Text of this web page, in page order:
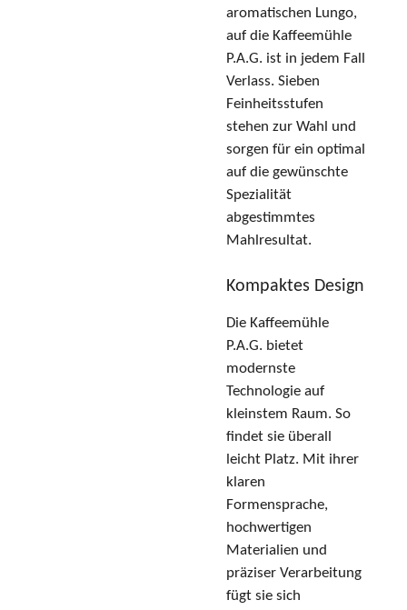
aromatischen Lungo,
auf die Kaffeemühle
P.A.G. ist in jedem Fall
Verlass. Sieben
Feinheitsstufen
stehen zur Wahl und
sorgen für ein optimal
auf die gewünschte
Spezialität
abgestimmtes
Mahlresultat.
Kompaktes Design
Die Kaffeemühle
P.A.G. bietet
modernste
Technologie auf
kleinstem Raum. So
findet sie überall
leicht Platz. Mit ihrer
klaren
Formensprache,
hochwertigen
Materialien und
präziser Verarbeitung
fügt sie sich